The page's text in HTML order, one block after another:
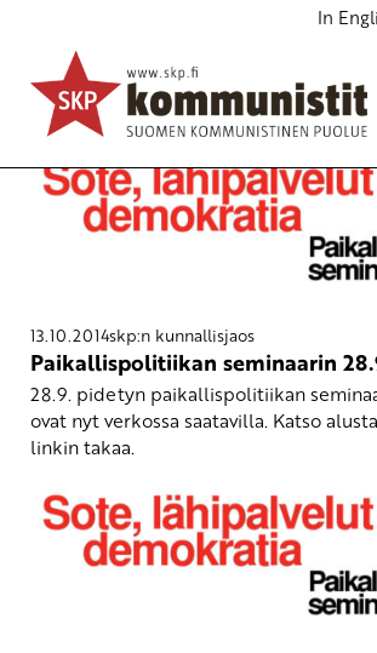
In
13.10.2014skp:n kunnallisjaos
Paikallispolitiikan seminaarin
28.9. pidetyn paikallispolitiikan
ovat nyt verkossa saatavilla. Katso
linkin takaa.